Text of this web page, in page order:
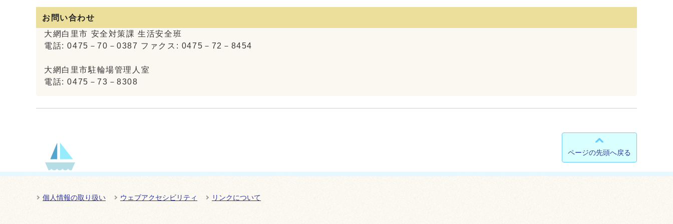
お問い合わせ
大網白里市 安全対策課 生活安全班
電話: 0475－70－0387 ファクス: 0475－72－8454
大網白里市駐輪場管理人室
電話: 0475－73－8308
ページの先頭へ戻る
個人情報の取り扱い ウェブアクセシビリティ リンクについて